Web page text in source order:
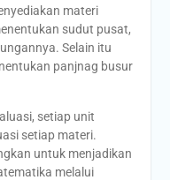
materi
sudut pusat,
Selain itu
panjnag busur
setiap unit
setiap materi.
untuk menjadikan
melalui